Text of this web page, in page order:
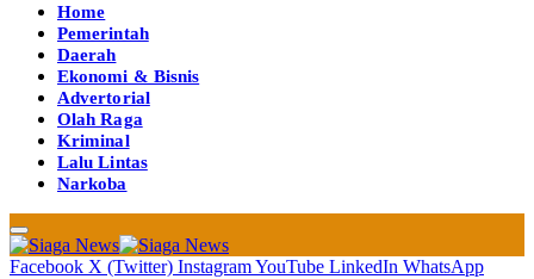
Home
Pemerintah
Daerah
Ekonomi & Bisnis
Advertorial
Olah Raga
Kriminal
Lalu Lintas
Narkoba
Facebook X (Twitter) InstagramYouTube LinkedIn WhatsApp